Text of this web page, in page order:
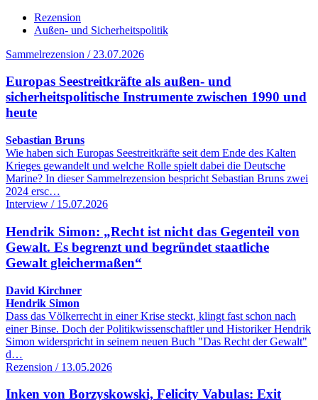
Rezension
Außen- und Sicherheitspolitik
Sammelrezension / 23.07.2026
Europas Seestreitkräfte als außen- und
sicherheitspolitische Instrumente zwischen 1990 und
heute
Sebastian Bruns
Wie haben sich Europas Seestreitkräfte seit dem Ende des Kalten
Krieges gewandelt und welche Rolle spielt dabei die Deutsche
Marine? In dieser Sammelrezension bespricht Sebastian Bruns zwei
2024 ersc…
Interview / 15.07.2026
Hendrik Simon: „Recht ist nicht das Gegenteil von
Gewalt. Es begrenzt und begründet staatliche
Gewalt gleichermaßen“
David Kirchner
Hendrik Simon
Dass das Völkerrecht in einer Krise steckt, klingt fast schon nach
einer Binse. Doch der Politikwissenschaftler und Historiker Hendrik
Simon widerspricht in seinem neuen Buch "Das Recht der Gewalt"
d…
Rezension / 13.05.2026
Inken von Borzyskowski, Felicity Vabulas: Exit